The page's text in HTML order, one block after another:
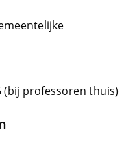
(bij professoren thuis)